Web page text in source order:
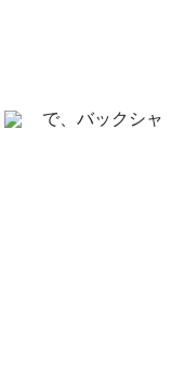
で、バックシャ